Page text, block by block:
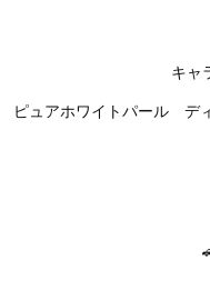
キャ
ピュアホワイト